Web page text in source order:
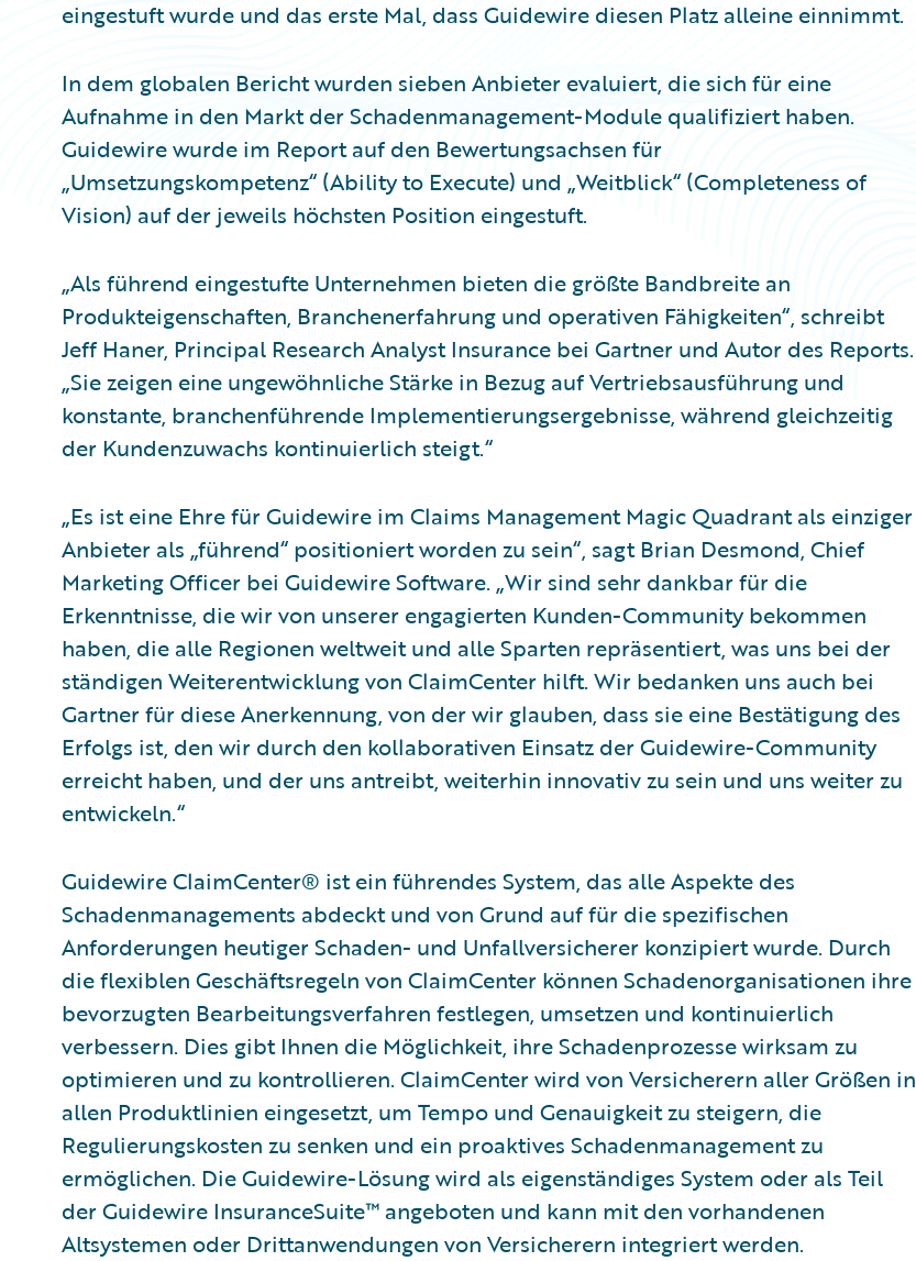
eingestuft wurde und das erste Mal, dass Guidewire diesen Platz alleine einnimmt.
In dem globalen Bericht wurden sieben Anbieter evaluiert, die sich für eine
Aufnahme in den Markt der Schadenmanagement-Module qualifiziert haben.
Guidewire wurde im Report auf den Bewertungsachsen für
„Umsetzungskompetenz“ (Ability to Execute) und „Weitblick“ (Completeness of
Vision) auf der jeweils höchsten Position eingestuft.
„Als führend eingestufte Unternehmen bieten die größte Bandbreite an
Produkteigenschaften, Branchenerfahrung und operativen Fähigkeiten“, schreibt
Jeff Haner, Principal Research Analyst Insurance bei Gartner und Autor des Reports.
„Sie zeigen eine ungewöhnliche Stärke in Bezug auf Vertriebsausführung und
konstante, branchenführende Implementierungsergebnisse, während gleichzeitig
der Kundenzuwachs kontinuierlich steigt.“
„Es ist eine Ehre für Guidewire im Claims Management Magic Quadrant als einziger
Anbieter als „führend“ positioniert worden zu sein“, sagt Brian Desmond, Chief
Marketing Officer bei Guidewire Software. „Wir sind sehr dankbar für die
Erkenntnisse, die wir von unserer engagierten Kunden-Community bekommen
haben, die alle Regionen weltweit und alle Sparten repräsentiert, was uns bei der
ständigen Weiterentwicklung von ClaimCenter hilft. Wir bedanken uns auch bei
Gartner für diese Anerkennung, von der wir glauben, dass sie eine Bestätigung des
Erfolgs ist, den wir durch den kollaborativen Einsatz der Guidewire-Community
erreicht haben, und der uns antreibt, weiterhin innovativ zu sein und uns weiter zu
entwickeln.“
Guidewire ClaimCenter® ist ein führendes System, das alle Aspekte des
Schadenmanagements abdeckt und von Grund auf für die spezifischen
Anforderungen heutiger Schaden- und Unfallversicherer konzipiert wurde. Durch
die flexiblen Geschäftsregeln von ClaimCenter können Schadenorganisationen ihre
bevorzugten Bearbeitungsverfahren festlegen, umsetzen und kontinuierlich
verbessern. Dies gibt Ihnen die Möglichkeit, ihre Schadenprozesse wirksam zu
optimieren und zu kontrollieren. ClaimCenter wird von Versicherern aller Größen in
allen Produktlinien eingesetzt, um Tempo und Genauigkeit zu steigern, die
Regulierungskosten zu senken und ein proaktives Schadenmanagement zu
ermöglichen. Die Guidewire-Lösung wird als eigenständiges System oder als Teil
der Guidewire InsuranceSuite™ angeboten und kann mit den vorhandenen
Altsystemen oder Drittanwendungen von Versicherern integriert werden.